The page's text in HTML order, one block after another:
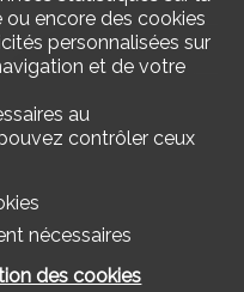
2' 2' -
encore des cookies
personnalisées sur
et de votre
au
contrôler ceux
nécessaires
des cookies